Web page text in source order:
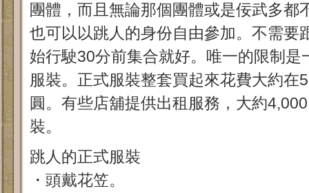
團體，而且無論那個團體或是佞武多都
也可以以跳人的身份自由參加。不需要
始行駛30分前集合就好。唯一的限制是
服裝。正式服裝整套買起來花費大約在
圓。有些店舖提供出租服務，大約
裝。
跳人的正式服裝
・頭戴花笠。